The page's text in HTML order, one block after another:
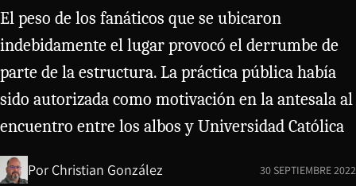
El peso de los fanáticos que se ubicaron
indebidamente el lugar provocó el derrumbe de
parte de la estructura. La práctica pública había
sido autorizada como motivación en la antesala al
encuentro entre los albos y Universidad Católica
Por Christian González 30 SEPTIEMBRE 2022